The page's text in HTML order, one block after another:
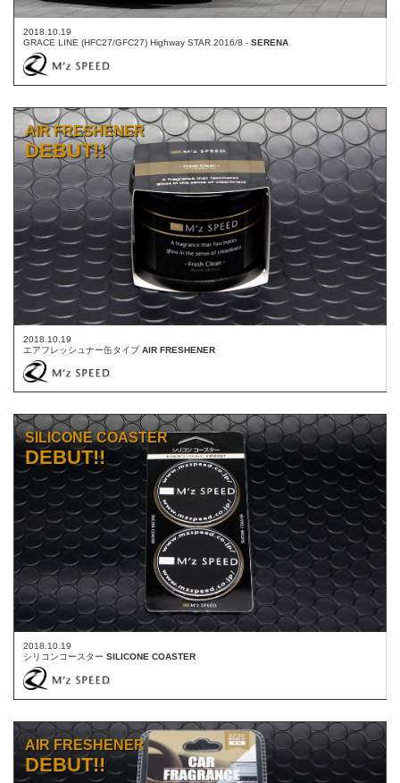
2018.10.19
GRACE LINE (HFC27/GFC27) Highway STAR 2016/8 - SERENA
AIR FRESHENER
DEBUT!!
2018.10.19
エアフレッシュナー缶タイプAIR FRESHENER
SILICONE COASTER
DEBUT!!
2018.10.19
シリコンコースター SILICONE COASTER
AIR FRESHENER
DEBUT!!